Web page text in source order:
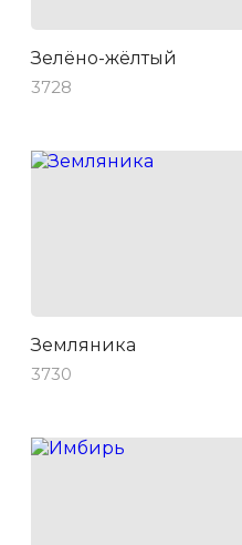
Зелёно-жёлтый
3728
Земляника
3730